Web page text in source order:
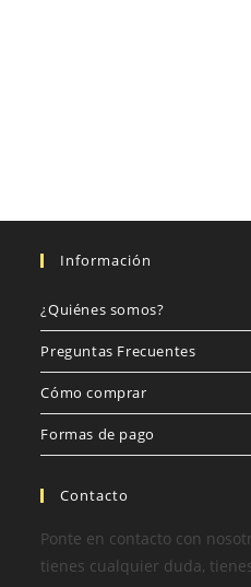
Información
¿Quiénes somos?
Preguntas Frecuentes
Cómo comprar
Formas de pago
Contacto
Ponte en contacto con
tienes cualquier duda,